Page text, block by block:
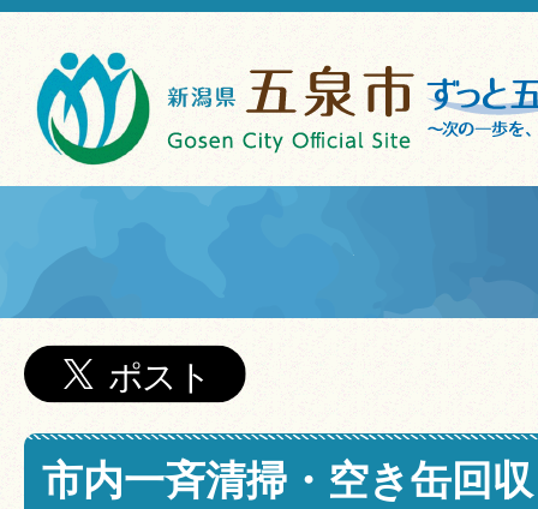
市内一斉清掃・空き缶回収